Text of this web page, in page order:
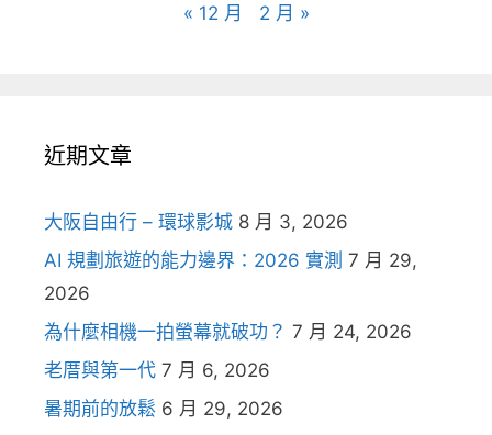
« 12 月 2 月 »
近期文章
大阪自由行 – 環球影城 8 月 3, 2026
AI 規劃旅遊的能力邊界：2026 實測 7 月 29,
2026
為什麼相機一拍螢幕就破功？ 7 月 24, 2026
老厝與第一代 7 月 6, 2026
暑期前的放鬆 6 月 29, 2026